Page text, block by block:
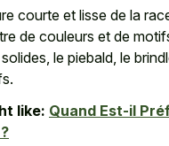
courte et lisse de la
de couleurs et de
le piebald, le
like: Quand Est-il